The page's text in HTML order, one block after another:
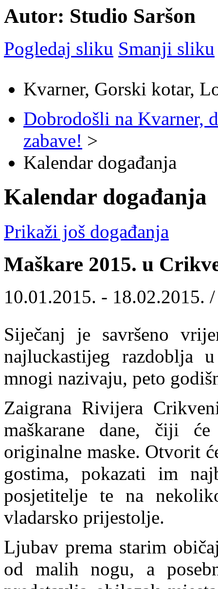
Autor: Studio Saršon
Pogledaj sliku Smanji sliku
Kvarner, Gorski kotar,
Dobrodošli na Kvarner,
zabave! >
Kalendar događanja
Kalendar događanja
Prikaži još događanja
Maškare 2015. u
10.01.2015. - 18.02.2015.
Siječanj je savršeno
najluckastijeg razdoblja
mnogi nazivaju, peto
Zaigrana Rivijera
maškarane dane, čiji
originalne maske. Otvorit
gostima, pokazati im
posjetitelje te na
vladarsko prijestolje.
Ljubav prema starim
od malih nogu, a